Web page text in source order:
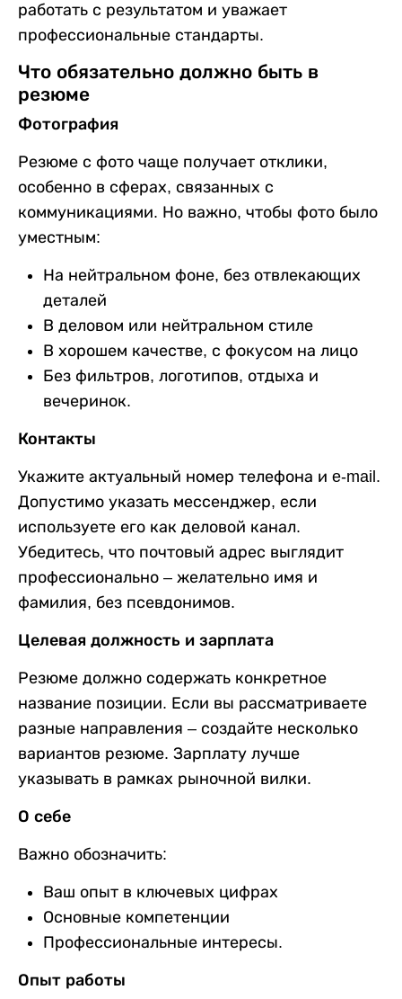
работать с результатом и уважает
профессиональные стандарты.
Что обязательно должно быть в
резюме
Фотография
Резюме с фото чаще получает отклики,
особенно в сферах, связанных с
коммуникациями. Но важно, чтобы фото было
уместным:
На нейтральном фоне, без отвлекающих
деталей
В деловом или нейтральном стиле
В хорошем качестве, с фокусом на лицо
Без фильтров, логотипов, отдыха и
вечеринок.
Контакты
Укажите актуальный номер телефона и e-mail.
Допустимо указать мессенджер, если
используете его как деловой канал.
Убедитесь, что почтовый адрес выглядит
профессионально – желательно имя и
фамилия, без псевдонимов.
Целевая должность и зарплата
Резюме должно содержать конкретное
название позиции. Если вы рассматриваете
разные направления – создайте несколько
вариантов резюме. Зарплату лучше
указывать в рамках рыночной вилки.
О себе
Важно обозначить:
Ваш опыт в ключевых цифрах
Основные компетенции
Профессиональные интересы.
Опыт работы